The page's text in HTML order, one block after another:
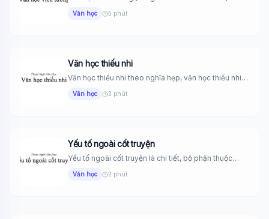
Văn học 5 phút
Văn học thiếu nhi
Văn học thiếu nhi theo nghĩa hẹp, văn học thiếu nhi
Văn học 3 phút
Yếu tố ngoài cốt truyện
Yếu tố ngoài cốt truyện là chi tiết, bộ phận thuộc
Văn học 2 phút